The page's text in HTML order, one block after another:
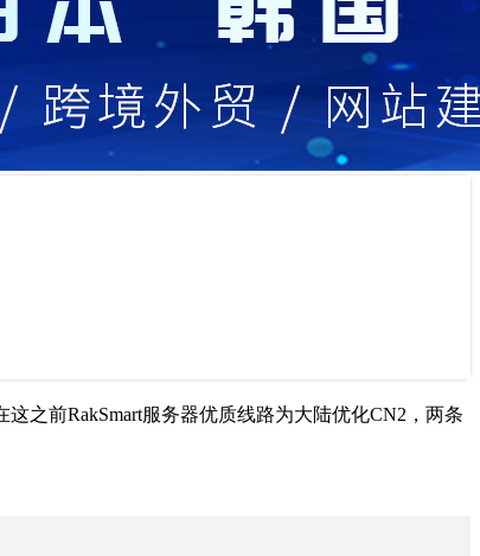
之前RakSmart服务器优质线路为大陆优化CN2，两条